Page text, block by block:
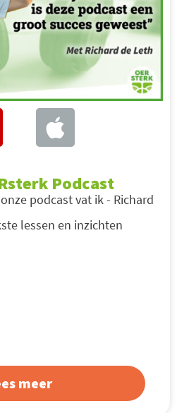
Podcast
podcast vat ik - Richard
lessen en inzichten
meer